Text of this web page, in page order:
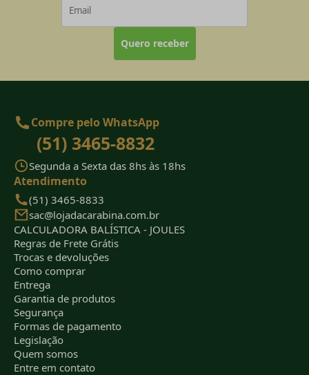
Quero receber
Compre pelo WhatsApp
(51) 3465-8832
Segunda a Sexta das 8hs às 18hs
Atendimento
(51) 3465-8833
sac@lojadacarabina.com.br
CALCULADORA BALÍSTICA - JOULES
Regras de Frete Grátis
Trocas e devoluções
Como comprar
Entrega
Garantia de produtos
Segurança
Formas de pagamento
Legislação
Quem somos
Entre em contato